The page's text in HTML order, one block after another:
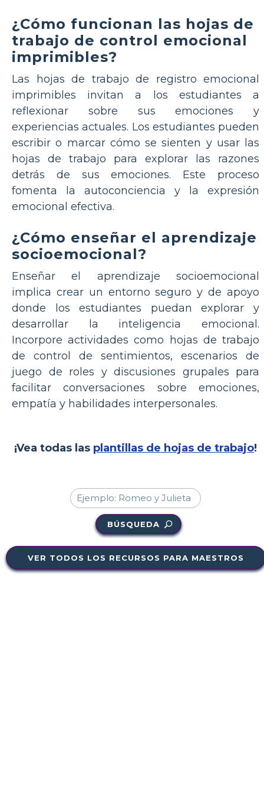
¿Cómo funcionan las hojas de
trabajo de control emocional
imprimibles?
Las hojas de trabajo de registro emocional
imprimibles invitan a los estudiantes a
reflexionar sobre sus emociones y
experiencias actuales. Los estudiantes pueden
escribir o marcar cómo se sienten y usar las
hojas de trabajo para explorar las razones
detrás de sus emociones. Este proceso
fomenta la autoconciencia y la expresión
emocional efectiva.
¿Cómo enseñar el aprendizaje
socioemocional?
Enseñar el aprendizaje socioemocional
implica crear un entorno seguro y de apoyo
donde los estudiantes puedan explorar y
desarrollar la inteligencia emocional.
Incorpore actividades como hojas de trabajo
de control de sentimientos, escenarios de
juego de roles y discusiones grupales para
facilitar conversaciones sobre emociones,
empatía y habilidades interpersonales.
¡Vea todas las plantillas de hojas de trabajo!
BÚSQUEDA
VER TODOS LOS RECURSOS PARA MAESTROS